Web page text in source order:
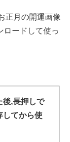
正月の開運画像
ロードして使っ
後,長押しで
してから使